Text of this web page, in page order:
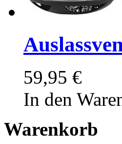
59,95 €
In den
Warenkorb